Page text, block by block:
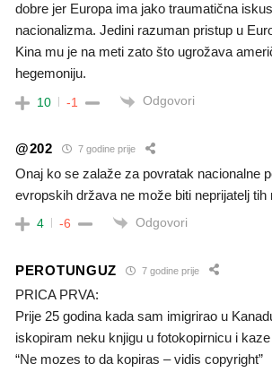
dobre jer Europa ima jako traumatična
nacionalizma. Jedini razuman pristup u
Kina mu je na meti zato što ugrožava
hegemoniju.
10 -1 Odgovori
@202 7 godine prije
Onaj ko se zalaže za povratak nacionalne
evropskih država ne može biti neprijatelj tih
4 -6 Odgovori
PEROTUNGUZ 7 godine prije
PRICA PRVA:
Prije 25 godina kada sam imigrirao u
iskopiram neku knjigu u fotokopirnicu i
“Ne mozes to da kopiras – vidis copyright”